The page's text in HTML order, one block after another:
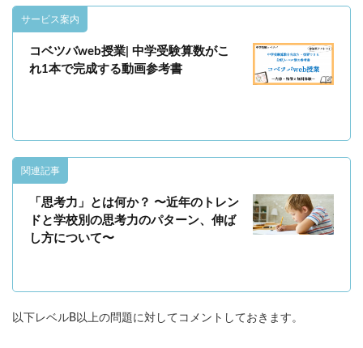
サービス案内
コベツバweb授業| 中学受験算数がこ
れ1本で完成する動画参考書
関連記事
「思考力」とは何か？ 〜近年のトレン
ドと学校別の思考力のパターン、伸ば
し方について〜
以下レベルB以上の問題に対してコメントしておきます。